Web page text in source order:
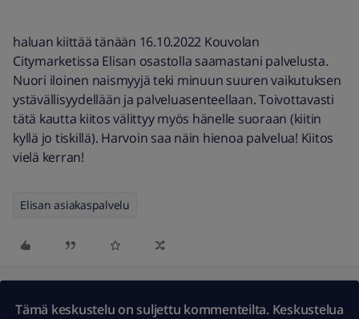
haluan kiittää tänään 16.10.2022 Kouvolan
Citymarketissa Elisan osastolla saamastani palvelusta.
Nuori iloinen naismyyjä teki minuun suuren vaikutuksen
ystävällisyydellään ja palveluasenteellaan. Toivottavasti
tätä kautta kiitos välittyy myös hänelle suoraan (kiitin
kyllä jo tiskillä). Harvoin saa näin hienoa palvelua! Kiitos
vielä kerran!
Elisan asiakaspalvelu
Tämä keskustelu on suljettu kommenteilta. Keskustelua